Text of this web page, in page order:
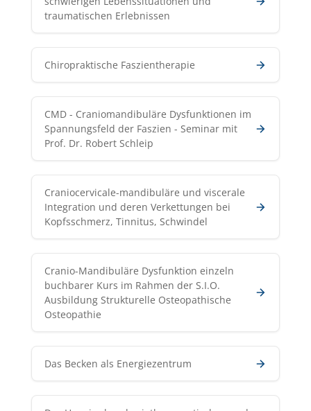
traumatischen Erlebnissen
Chiropraktische Faszientherapie
CMD - Craniomandibuläre Dysfunktionen im
Spannungsfeld der Faszien - Seminar mit
Prof. Dr. Robert Schleip
Craniocervicale-mandibuläre und viscerale
Integration und deren Verkettungen bei
Kopfsschmerz, Tinnitus, Schwindel
Cranio-Mandibuläre Dysfunktion einzeln
buchbarer Kurs im Rahmen der S.I.O.
Ausbildung Strukturelle Osteopathische
Osteopathie
Das Becken als Energiezentrum